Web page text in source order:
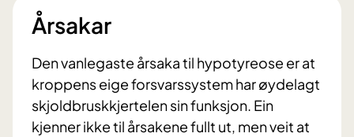
Årsakar
Den vanlegaste årsaka til hypotyreose er at
kroppens eige forsvarssystem har øydelagt
skjoldbruskkjertelen sin funksjon. Ein
kjenner ikke til årsakene fullt ut, men veit at